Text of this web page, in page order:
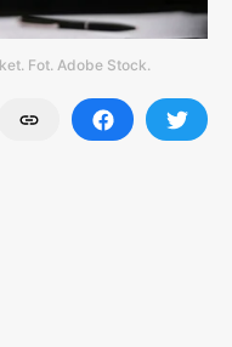
Fot. Adobe Stock.